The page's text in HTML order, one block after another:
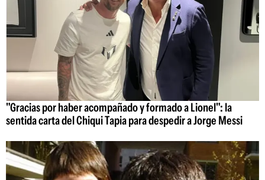
"Gracias por haber acompañado y formado a Lionel": la
sentida carta del Chiqui Tapia para despedir a Jorge Messi